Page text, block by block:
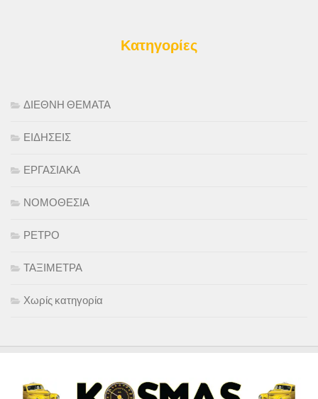
Κατηγορίες
ΔΙΕΘΝΗ ΘΕΜΑΤΑ
ΕΙΔΗΣΕΙΣ
ΕΡΓΑΣΙΑΚΑ
ΝΟΜΟΘΕΣΙΑ
ΡΕΤΡΟ
ΤΑΞΙΜΕΤΡΑ
Χωρίς κατηγορία